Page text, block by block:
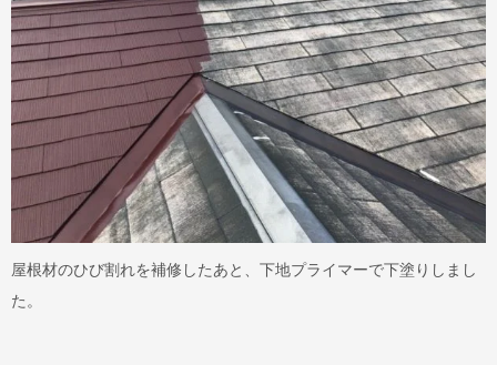
屋根材のひび割れを補修したあと、下地プライマーで下塗りしまし
た。